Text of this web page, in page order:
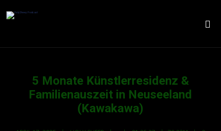
5 Monate Künstlerresidenz &
Familienauszeit in Neuseeland
(Kawakawa)